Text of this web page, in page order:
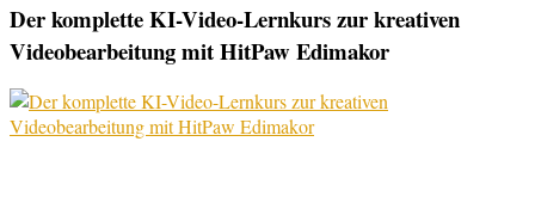
Der komplette KI-Video-Lernkurs zur kreativen
Videobearbeitung mit HitPaw Edimakor